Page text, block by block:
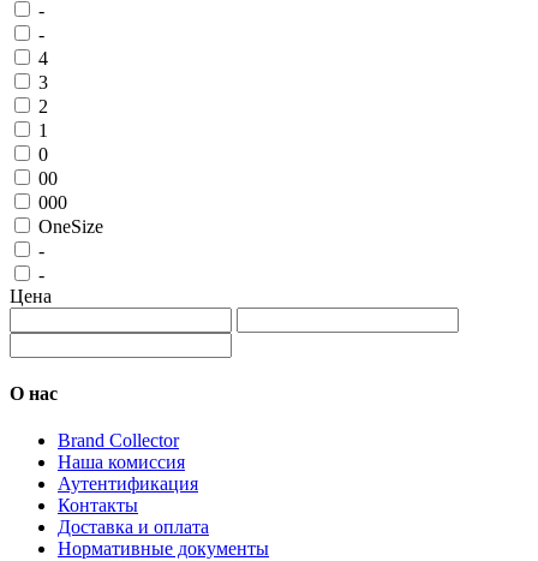
-
-
4
3
2
1
0
00
000
OneSize
-
-
Цена
О нас
Brand Collector
Наша комиссия
Аутентификация
Контакты
Доставка и оплата
Нормативные документы